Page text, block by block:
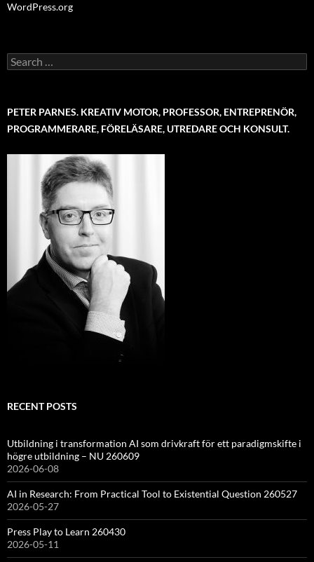
WordPress.org
Search
for:
PETER PARNES. KREATIV MOTOR, PROFESSOR, ENTREPRENÖR,
PROGRAMMERARE, FÖRELÄSARE, UTREDARE OCH KONSULT.
RECENT POSTS
Utbildning i transformation AI som drivkraft för ett paradigmskifte i
högre utbildning – NU 260609
2026-06-08
AI in Research: From Practical Tool to Existential Question 260527
2026-05-27
Press Play to Learn 260430
2026-05-11